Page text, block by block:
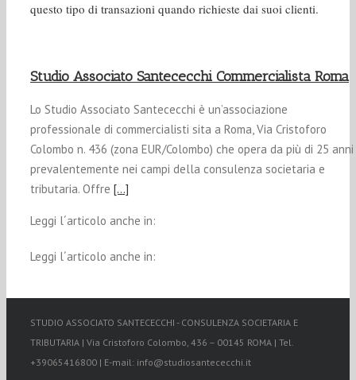
questo tipo di transazioni quando richieste dai suoi clienti.
Studio Associato Santececchi Commercialista Roma
Lo Studio Associato Santececchi è un’associazione
professionale di commercialisti sita a Roma, Via Cristoforo
Colombo n. 436 (zona EUR/Colombo) che opera da più di 25 anni
prevalentemente nei campi della consulenza societaria e
tributaria. Offre […]
Leggi l´articolo anche in:
Leggi l´articolo anche in:
STUDIO ASSOCIATO SANTECECCHI - CONSULENZA SOCIETARIA E
TRIBUTARIA | Via Cristoforo Colombo, 436 – 00145 ROMA | Tel.
+39065416800 | E-mail: info@studiosantececchi.it